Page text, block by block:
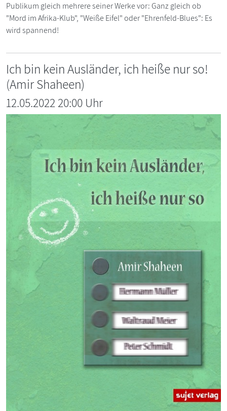
Publikum gleich mehrere seiner Werke vor: Ganz gleich ob
"Mord im Afrika-Klub", "Weiße Eifel" oder "Ehrenfeld-Blues": Es
wird spannend!
Ich bin kein Ausländer, ich heiße nur so!
(Amir Shaheen)
12.05.2022 20:00 Uhr